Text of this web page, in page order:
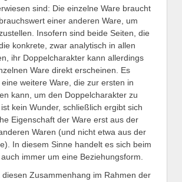
sind: Die einzelne Ware braucht
einer anderen Ware, um
Insofern sind beide Seiten, die
konkrete, zwar analytisch in allen
ihr Doppelcharakter kann allerdings
Ware direkt erscheinen. Es
weitere Ware, die zur ersten in
kann, um den Doppelcharakter zu
kein Wunder, schließlich ergibt sich
Eigenschaft der Ware erst aus der
Waren (und nicht etwa aus der
In diesem Sinne handelt es sich beim
immer um eine Beziehungsform.
diesen Zusammenhang im Rahmen der